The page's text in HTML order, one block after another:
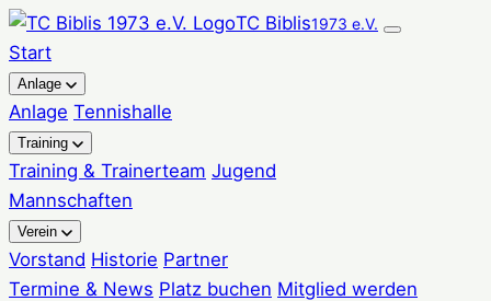
Zum
Inhalt
springen
TC Biblis1973 e.V.
Start
Anlage
Anlage Tennishalle
Training
Training & Trainerteam Jugend
Mannschaften
Verein
Vorstand Historie Partner
Termine & News Platz buchen Mitglied werden